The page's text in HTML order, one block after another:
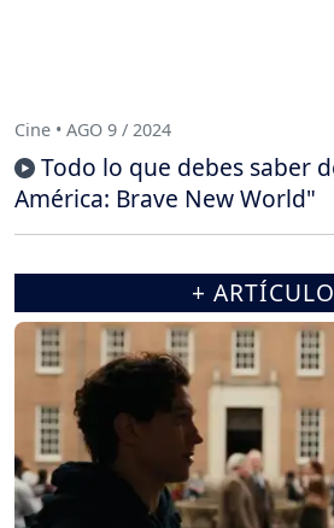
Cine • AGO 9 / 2024
Todo lo que debes saber
América: Brave New World"
+